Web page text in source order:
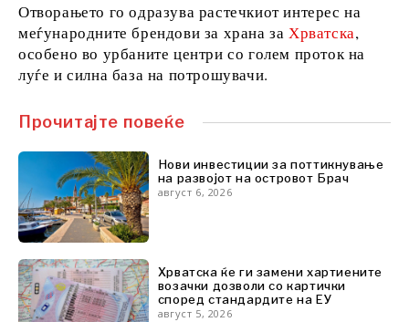
Финансии
FMCG
Наука
Рударство
Одржливост
Телекомуникации
Туризам
Транспорт
Трговија
Анализи
Отворањето го одразува растечкиот интерес на
меѓународните брендови за храна за Хрватска,
особено во урбаните центри со голем проток на
луѓе и силна база на потрошувачи.
Прочитајте повеќе
Нови инвестиции за поттикнување
на развојот на островот Брач
август 6, 2026
Хрватска ќе ги замени хартиените
возачки дозволи со картички
според стандардите на ЕУ
август 5, 2026